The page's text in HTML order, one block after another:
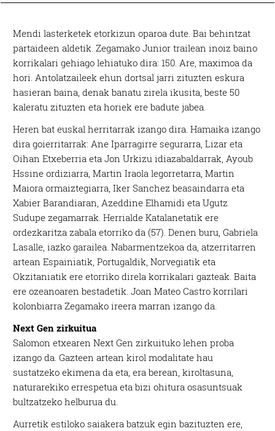
Mendi lasterketek etorkizun oparoa dute. Bai behintzat
partaideen aldetik. Zegamako Junior trailean inoiz baino
korrikalari gehiago lehiatuko dira: 150. Are, maximoa da
hori. Antolatzaileek ehun dortsal jarri zituzten eskura
hasieran baina, denak banatu zirela ikusita, beste 50
kaleratu zituzten eta horiek ere badute jabea.
Heren bat euskal herritarrak izango dira. Hamaika izango
dira goierritarrak: Ane Iparragirre segurarra, Lizar eta
Oihan Etxeberria eta Jon Urkizu idiazabaldarrak, Ayoub
Hssine ordiziarra, Martin Iraola legorretarra, Martin
Maiora ormaiztegiarra, Iker Sanchez beasaindarra eta
Xabier Barandiaran, Azeddine Elhamidi eta Ugutz
Sudupe zegamarrak. Herrialde Katalanetatik ere
ordezkaritza zabala etorriko da (57). Denen buru, Gabriela
Lasalle, iazko garailea. Nabarmentzekoa da, atzerritarren
artean Espainiatik, Portugaldik, Norvegiatik eta
Okzitaniatik ere etorriko direla korrikalari gazteak. Baita
ere ozeanoaren bestadetik. Joan Mateo Castro korrilari
kolonbiarra Zegamako ireera marran izango da.
Next Gen zirkuitua
Salomon etxearen Next Gen zirkuituko lehen proba
izango da. Gazteen artean kirol modalitate hau
sustatzeko ekimena da eta, era berean, kiroltasuna,
naturarekiko errespetua eta bizi ohitura osasuntsuak
bultzatzeko helburua du.
Aurretik estiloko saiakera batzuk egin bazituzten ere,